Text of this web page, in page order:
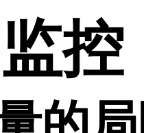
控